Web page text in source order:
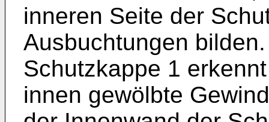
inneren Seite der
Ausbuchtungen
Schutzkappe 1
innen gewölbte